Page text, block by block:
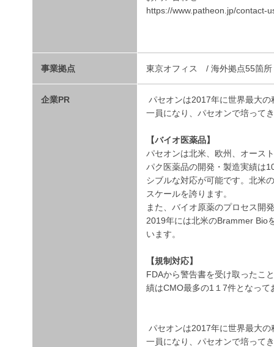
https://www.patheon.jp/contact-
事業拠点 東京オフィス / 海外拠点55箇所
企業PR
パセオンは2017年に世界最大
一員になり、パセオンで培って
【バイオ医薬品】
パセオンは北米、欧州、オース
パク医薬品の開発・製造実績は
シブルな対応が可能です。北米
スケールを誇ります。
また、バイオ原薬のプロセス開
2019年には北米のBrammer Bio
います。
【規制対応】
FDAから警告書を受け取ったこ
績はCMO最多の1１7件となって
パセオンは2017年に世界最大
一員になり、パセオンで培って